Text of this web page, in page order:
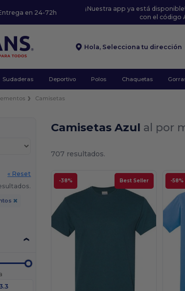
en 24-72h
¡Nuestra app ya está
con el código
Hola, Selecciona tu dirección
Sudaderas Deportivo Polos Chaquetas
Camisetas
« Reset
Camisetas Azul al por
707 resultados.
-38% Best Seller -58%